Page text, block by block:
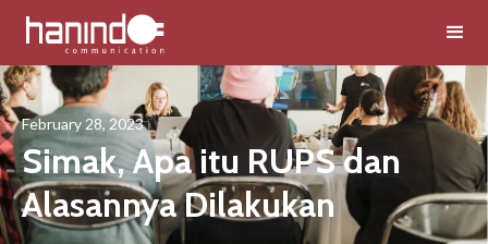
February 28, 2023
Simak, Apa itu RUPS dan
Alasannya Dilakukan